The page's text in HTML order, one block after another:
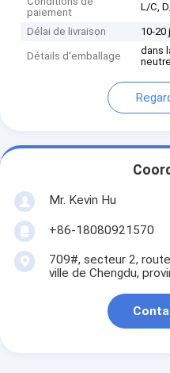
paiement
L/C,
Délai de livraison 10-20
Détails d'emballage
dans
neutre
Mr. Kevin Hu
+86-18080921570
709#, secteur 2,
ville de Chengdu,